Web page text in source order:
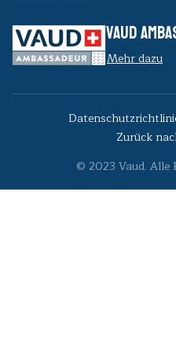
VAUD
Mehr dazu
© 2023 Vaud. Alle
Zurück